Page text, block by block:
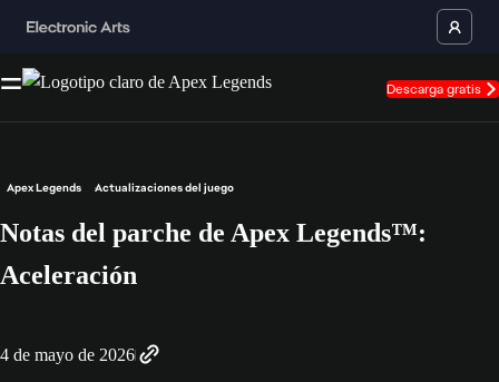
Descarga gratis
Apex Legends Actualizaciones del juego
Notas del parche de Apex Legends™:
Aceleración
4 de mayo de 2026